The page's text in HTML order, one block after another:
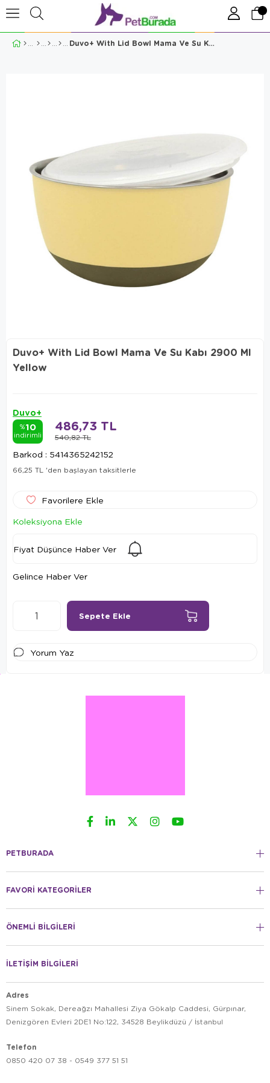
Duvo+ With Lid Bowl Mama Ve Su Kabı 2900 Ml Yellow
Duvo+ With Lid Bowl Mama Ve Su Kabı 2900 Ml
Yellow
Duvo+
%10
indirimli 540,82 TL
486,73 TL
Barkod : 5414365242152
66,25 TL 'den başlayan taksitlerle
Favorilere Ekle
Koleksiyona Ekle
Fiyat Düşünce Haber Ver
Gelince Haber Ver
Yorum Yaz
PETBURADA
FAVORİ KATEGORİLER
ÖNEMLİ BİLGİLERİ
İLETİŞİM BİLGİLERİ
Adres
Sinem Sokak, Dereağzı Mahallesi Ziya Gökalp Caddesi, Gürpınar,
Denizgören Evleri 2DE1 No:122, 34528 Beylikdüzü / İstanbul
Telefon
0850 420 07 38 - 0549 377 51 51